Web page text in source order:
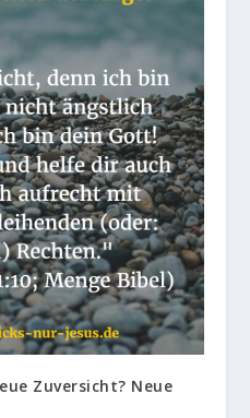
Zuversicht? Neue